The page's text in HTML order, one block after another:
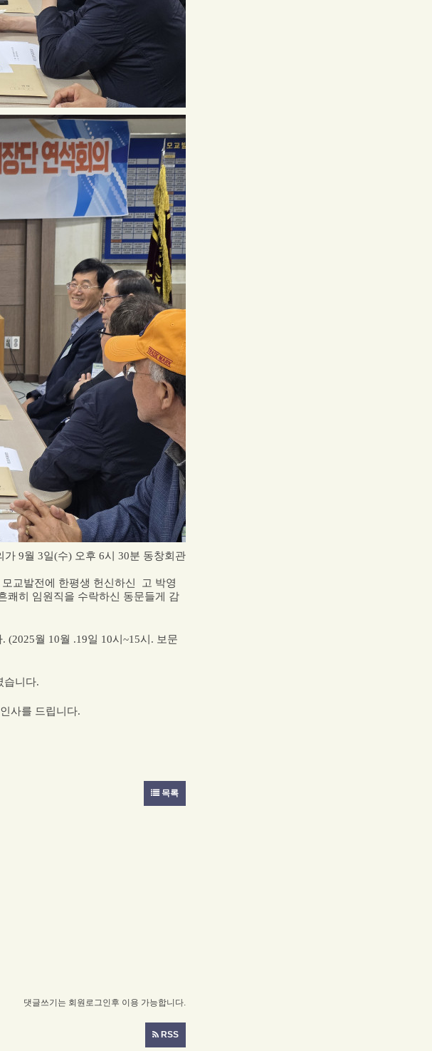
가 9월 3일(수) 오후 6시 30분 동창회관
교발전에 한평생 헌신하신 고 박영
쾌히 임원직을 수락하신 동문들게 감
. (2025월 10월 .19일 10시 ~15시 . 보문
습니다.
사를 드립니다.
목록
댓글쓰기는 회원로그인후 이용 가능합니다.
RSS